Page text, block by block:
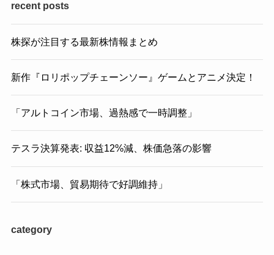
recent posts
株探が注目する最新株情報まとめ
新作『ロリポップチェーンソー』ゲームとアニメ決定！
「アルトコイン市場、過熱感で一時調整」
テスラ決算発表: 収益12%減、株価急落の影響
「株式市場、貿易期待で好調維持」
category